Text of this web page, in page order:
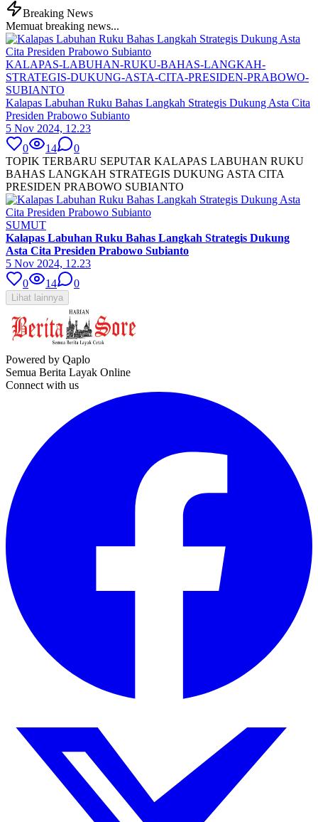
Breaking News
Memuat breaking news...
KALAPAS-LABUHAN-RUKU-BAHAS-LANGKAH-
STRATEGIS-DUKUNG-ASTA-CITA-PRESIDEN-PRABOWO-
SUBIANTO
Kalapas Labuhan Ruku Bahas Langkah Strategis Dukung Asta Cita
Presiden Prabowo Subianto
5 Nov 2024, 12.23
0
14
0
TOPIK TERBARU SEPUTAR KALAPAS LABUHAN RUKU
BAHAS LANGKAH STRATEGIS DUKUNG ASTA CITA
PRESIDEN PRABOWO SUBIANTO
SUMUT
Kalapas Labuhan Ruku Bahas Langkah Strategis Dukung
Asta Cita Presiden Prabowo Subianto
5 Nov 2024, 12.23
0
14 0
Lihat lainnya
Powered by Qaplo
Semua Berita Layak Online
Connect with us